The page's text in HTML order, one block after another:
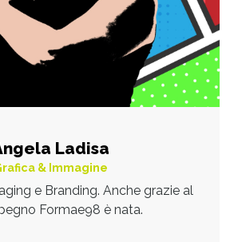
Ladisa
& Immagine
e Branding. Anche grazie al
Formae98 è nata.